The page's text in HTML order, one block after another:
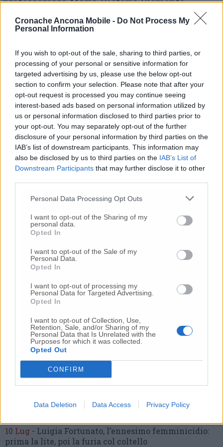
Cronache Ancona Mobile - Do Not Process My
Personal Information
If you wish to opt-out of the sale, sharing to third parties, or
processing of your personal or sensitive information for
targeted advertising by us, please use the below opt-out
section to confirm your selection. Please note that after your
opt-out request is processed you may continue seeing
interest-based ads based on personal information utilized by
us or personal information disclosed to third parties prior to
your opt-out. You may separately opt-out of the further
disclosure of your personal information by third parties on the
IAB’s list of downstream participants. This information may
also be disclosed by us to third parties on the IAB’s List of
Downstream Participants that may further disclose it to other
Personal Data Processing Opt Outs
I want to opt-out of the Sharing of my
personal data.
Opted In
I want to opt-out of the Sale of my
Personal Data.
Opted In
I want to opt-out of processing my
Personal Data for Targeted Advertising.
Opted In
I want to opt-out of Collection, Use,
Retention, Sale, and/or Sharing of my
Personal Data that Is Unrelated with the
Purposes for which it was collected.
Opted Out
CONFIRM
Data Deletion Data Access Privacy Policy
dell’I.I.S Corridoni-Campana, i cui interventi
verranno arricchiti da commenti musicali dei
Pallotta alla fisarmonica. Introduce i lavori, la
professoressa Giulietta Breccia, presidente
Unitre. L’evento, aperto al pubblico, si svolge
sabato 7 marzo alle 10,30 presso il Salone
degli Stemmi del Palazzo comunale, con la
partecipazione di rappresentanze di studenti
della scuola secondaria. Ingresso libero.
© RIPRODUZIONE RISERVATA
Vai alla home
Commenti
Nessun commento presente
Commenta
Commenta l'articolo
Gli articoli più letti
-Bimbi costretti a colpirsi da solie lasciati al
10 Lug - Luigia Fortunato, l’ennesimo femminicidio:
prima la lite, poi la furia col coltello